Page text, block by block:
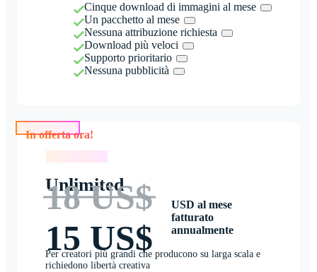
Cinque download di immagini al mese
Un pacchetto al mese
Nessuna attribuzione richiesta
Download più veloci
Supporto prioritario
Nessuna pubblicità
Unlimited
18 US$
15 US$
USD al mese
fatturato
annualmente
Per creatori più grandi che producono su larga scala e
richiedono libertà creativa